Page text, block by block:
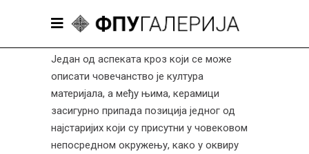
Један од аспеката кроз који се може
описати човечанство је култура
материјала, а међу њима, керамици
засигурно припада позиција једног од
најстаријих који су присутни у човековом
непосредном окружењу, како у оквиру